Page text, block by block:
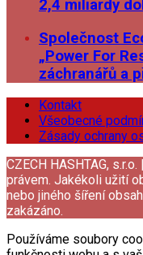
2,4 miliardy
Společnost
„Power For
záchranářů a
Kontakt
Všeobecné
Zásady ochrany
CZECH HASHTAG,
právem. Jakékoli užití
nebo jiného šíření
zakázáno.
Používáme soubory